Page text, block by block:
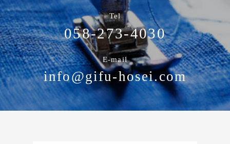
Tel
058-273-4030
E-mail
info@gifu-hosei.com